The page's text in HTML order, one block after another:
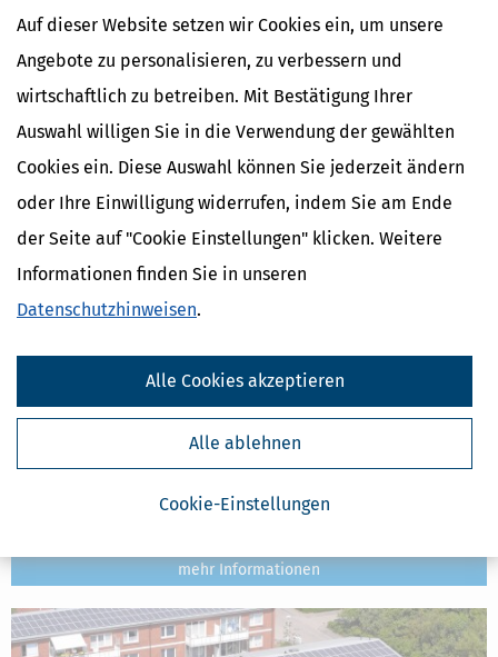
Auf dieser Website setzen wir Cookies ein, um unsere
Angebote zu personalisieren, zu verbessern und
wirtschaftlich zu betreiben. Mit Bestätigung Ihrer
Auswahl willigen Sie in die Verwendung der gewählten
Cookies ein. Diese Auswahl können Sie jederzeit ändern
oder Ihre Einwilligung widerrufen, indem Sie am Ende
der Seite auf "Cookie Einstellungen" klicken. Weitere
Informationen finden Sie in unseren
Datenschutzhinweisen.
Cookie-Einstellungen
Alle ablehnen
Alle Cookies akzeptieren
Ferienimmobilie sind vielfältig. Wie sich die Ferienimmobilie
steuerlich auswirkt, hängt
KfW-Heizungsförderung: Übergangsfrist bis 20. Juli 2026 nutzen
Hausbesitzer, die den Umstieg auf eine
klimafreundliche Heizung planen, sollten die aktuellen
Entwicklungen bei der KfW aufmerksam verfolgen: Die
Bundesregierung hat Anpassungen der Bundesförderung für
mehr